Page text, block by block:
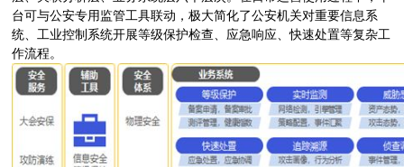
台可与公安专用监管工具联动，极大简化了公安机关对重要信息系
统、工业控制系统开展等级保护检查、应急响应、快速处置等复杂工
作流程。